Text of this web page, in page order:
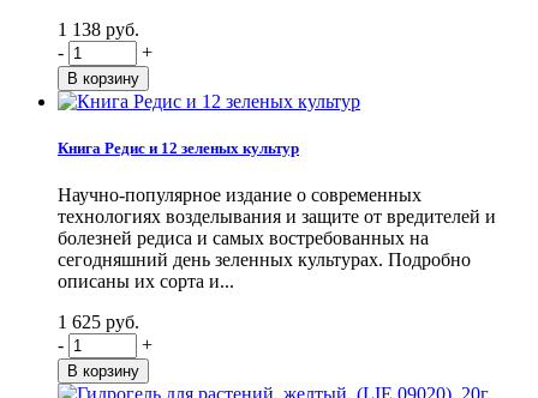
1 138 руб.
-
+
Книга Редис и 12 зеленых культур
Научно-популярное издание о современных
технологиях возделывания и защите от вредителей и
болезней редиса и самых востребованных на
сегодняшний день зеленных культурах. Подробно
описаны их сорта и...
1 625 руб.
-
+